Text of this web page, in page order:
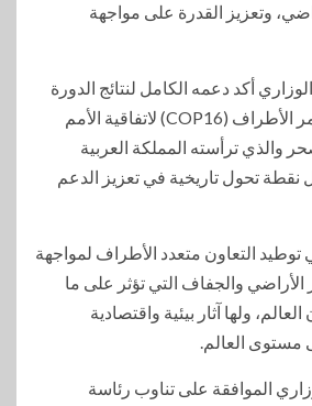
وتعزيز القدرة على مواجهة
أكد دعمه الكامل لنتائج الدورة
السادسة عشرة لمؤتمر الأطراف (COP16) لاتفاقية الأمم
والذي ترأسته المملكة العربية
نقطة تحول تاريخية في تعزيز الدعم
التعاون متعدد الأطراف لمواجهة
والجفاف التي تؤثر على ما
ولها آثار بيئية واقتصادية
مستوى العالم.
الموافقة على تناوب رئاسة